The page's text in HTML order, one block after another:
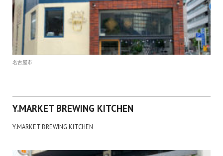
名古屋市
Y.MARKET BREWING KITCHEN
Y.MARKET BREWING KITCHEN